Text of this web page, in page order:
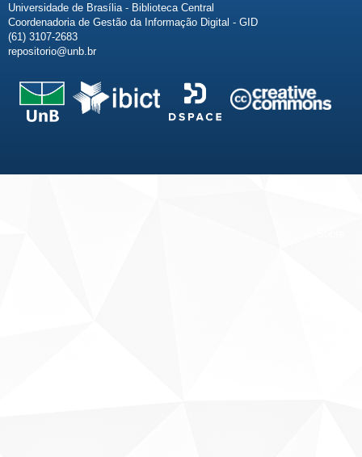
Universidade de Brasília - Biblioteca Central
Coordenadoria de Gestão da Informação Digital - GID
(61) 3107-2683
repositorio@unb.br